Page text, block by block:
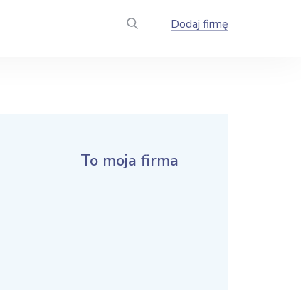
Dodaj firmę
To moja firma